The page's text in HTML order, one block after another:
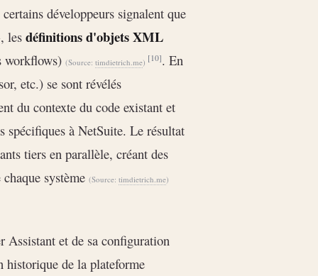
développeurs signalent que
les définitions d'objets XML
workflows) (Source: timdietrich.me) [10]. En
etc.) se sont révélés
du contexte du code existant et
spécifiques à NetSuite. Le résultat
tiers en parallèle, créant des
système (Source: timdietrich.me)
Assistant et de sa configuration
historique de la plateforme